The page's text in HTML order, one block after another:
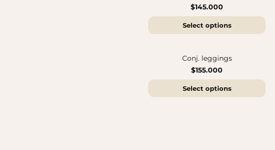
$145.000
Select options
Conj. leggings
$155.000
Select options